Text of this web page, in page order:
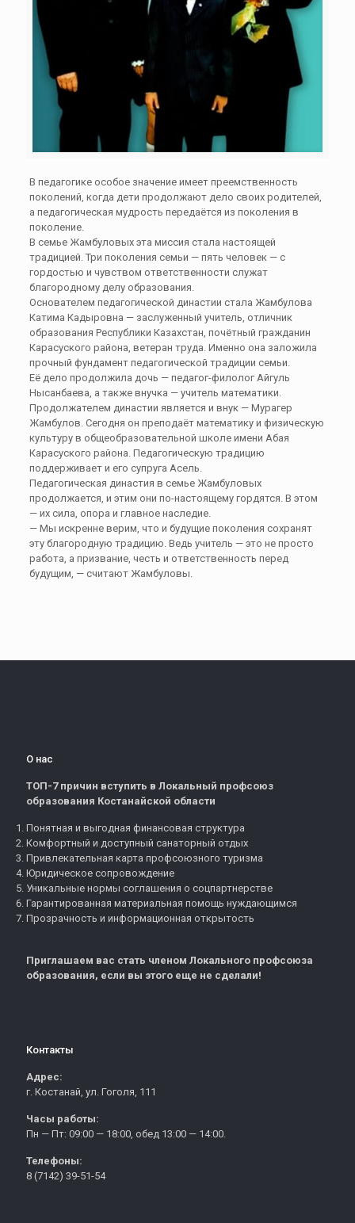
В педагогике особое значение имеет преемственность
поколений, когда дети продолжают дело своих родителей,
а педагогическая мудрость передаётся из поколения в
поколение.
В семье Жамбуловыхэта миссия стала настоящей
традицией. Три поколения семьи — пять человек — с
гордостью и чувством ответственности служат
благородному делу образования.
Основателем педагогической династии стала Жамбулова
Катима Кадыровна — заслуженный учитель, отличник
образования Республики Казахстан, почётный гражданин
Карасуского района, ветеран труда. Именно она заложила
прочный фундамент педагогической традиции семьи.
Её дело продолжила дочь — педагог-филолог Айгуль
Нысанбаева, а также внучка — учитель математики.
Продолжателем династии является и внук — Мурагер
Жамбулов. Сегодня он преподаёт математику и физическую
культуру в общеобразовательной школе имени Абая
Карасуского района. Педагогическую традицию
поддерживает и его супруга Асель.
Педагогическая династия в семье Жамбуловых
продолжается, и этим они по-настоящему гордятся. В этом
— их сила, опора и главное наследие.
— Мы искренне верим, что и будущие поколения сохранят
эту благородную традицию. Ведь учитель — это не просто
работа, а призвание, честь и ответственность перед
будущим, — считают Жамбуловы.
О нас
ТОП-7 причин вступить в Локальный профсоюз
образования Костанайской области
Понятная и выгодная финансовая структура
Комфортный и доступный санаторный отдых
Привлекательная карта профсоюзного туризма
Юридическое сопровождение
Уникальные нормы соглашения о соцпартнерстве
Гарантированная материальная помощь нуждающимся
Прозрачность и информационная открытость
Приглашаем вас стать членом Локального профсоюза
образования, если вы этого еще не сделали!
Контакты
Адрес:
г. Костанай, ул. Гоголя, 111
Часы работы:
Пн — Пт: 09:00 — 18:00, обед 13:00 — 14:00.
Телефоны:
8 (7142) 39-51-54